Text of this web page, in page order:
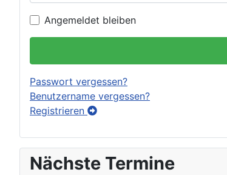
Angemeldet bleiben
Passwort vergessen?
Benutzername vergessen?
Registrieren
Nächste Termine